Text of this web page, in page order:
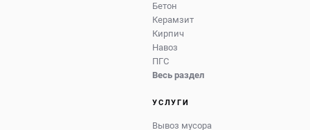
Бетон
Керамзит
Кирпич
Навоз
ПГС
Весь раздел
УСЛУГИ
Вывоз мусора